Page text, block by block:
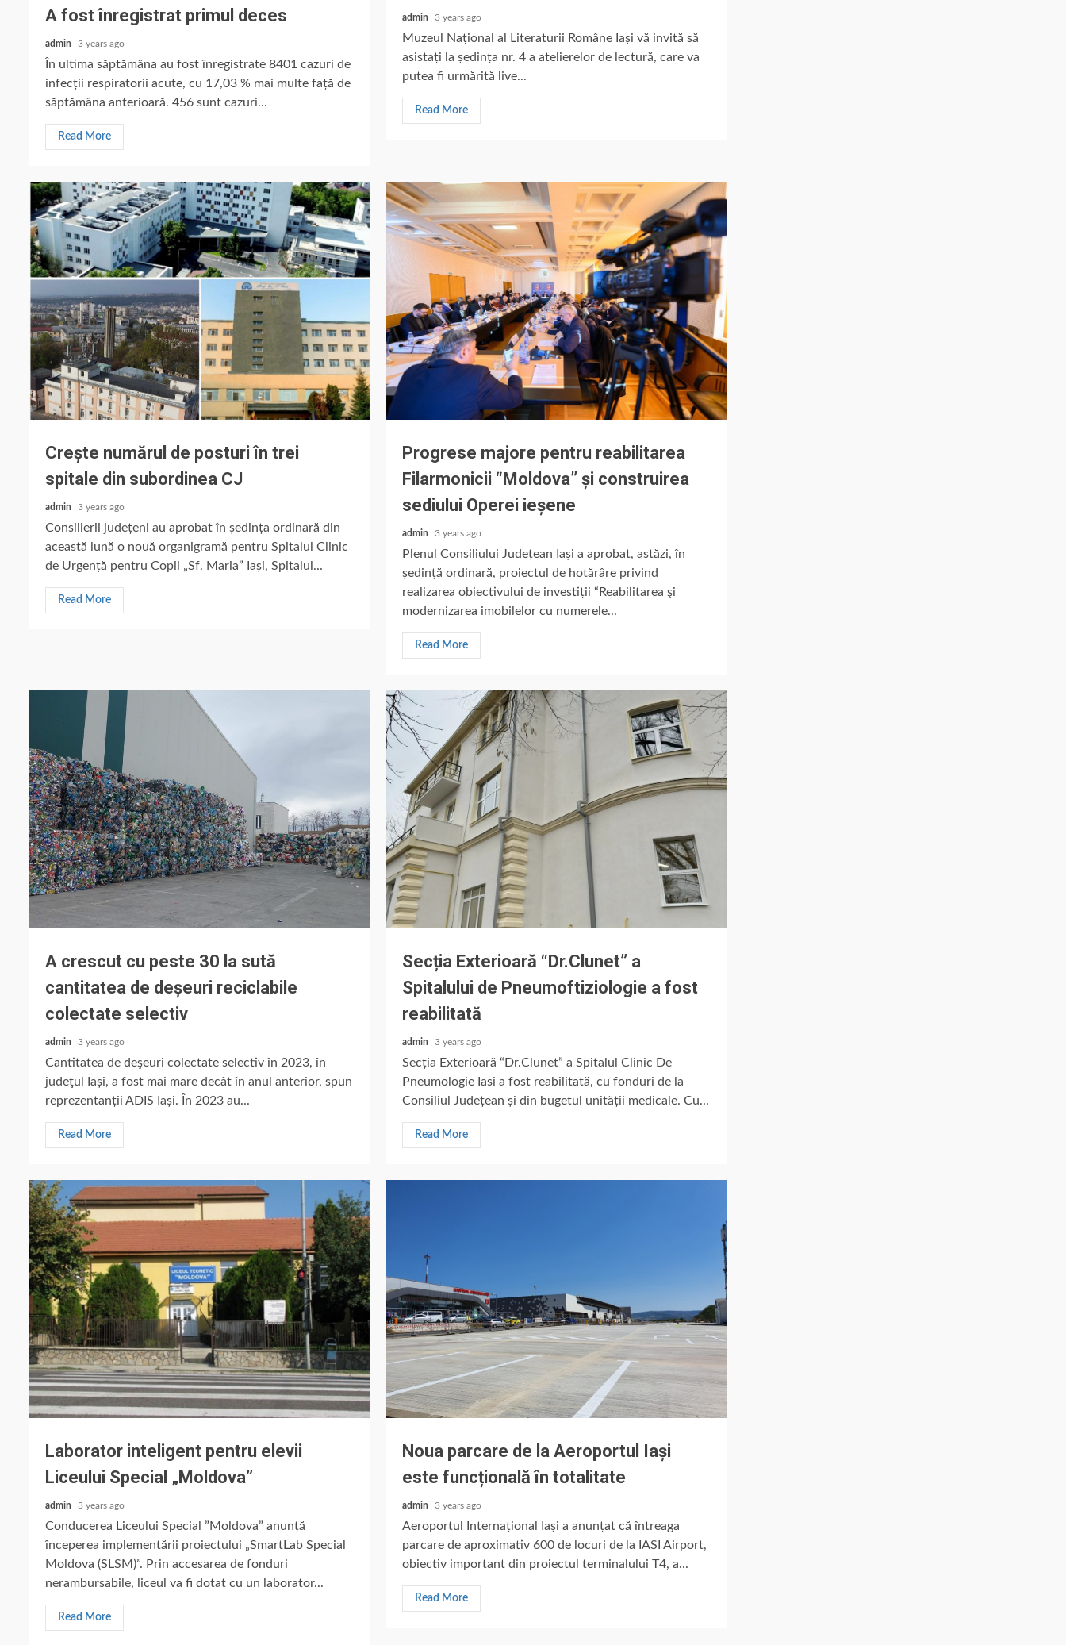
A fost înregistrat primul deces
admin 3 years ago
În ultima săptămâna au fost înregistrate 8401 cazuri de
infecții respiratorii acute, cu 17,03 % mai multe față de
săptămâna anterioară. 456 sunt cazuri...
Read More
admin 3 years ago
Muzeul Național al Literaturii Române Iași vă invită să
asistați la ședința nr. 4 a atelierelor de lectură, care va
putea fi urmărită live...
Read More
Crește numărul de posturi în trei
spitale din subordinea CJ
admin 3 years ago
Consilierii județeni au aprobat în ședința ordinară din
această lună o nouă organigramă pentru Spitalul Clinic
de Urgență pentru Copii „Sf. Maria” Iași, Spitalul...
Read More
Progrese majore pentru reabilitarea
Filarmonicii “Moldova” și construirea
sediului Operei ieșene
admin 3 years ago
Plenul Consiliului Județean Iași a aprobat, astăzi, în
ședință ordinară, proiectul de hotărâre privind
realizarea obiectivului de investiții “Reabilitarea şi
modernizarea imobilelor cu numerele...
Read More
A crescut cu peste 30 la sută
cantitatea de deșeuri reciclabile
colectate selectiv
admin 3 years ago
Cantitatea de deşeuri colectate selectiv în 2023, în
judeţul Iași, a fost mai mare decât în anul anterior, spun
reprezentanții ADIS Iași. În 2023 au...
Read More
Secția Exterioară “Dr.Clunet” a
Spitalului de Pneumoftiziologie a fost
reabilitată
admin 3 years ago
Secția Exterioară “Dr.Clunet” a Spitalul Clinic De
Pneumologie Iasi a fost reabilitată, cu fonduri de la
Consiliul Județean și din bugetul unității medicale. Cu...
Read More
Laborator inteligent pentru elevii
Liceului Special „Moldova”
admin 3 years ago
Conducerea Liceului Special ”Moldova” anunță
începerea implementării proiectului „SmartLab Special
Moldova (SLSM)”. Prin accesarea de fonduri
nerambursabile, liceul va fi dotat cu un laborator...
Read More
Noua parcare de la Aeroportul Iași
este funcțională în totalitate
admin 3 years ago
Aeroportul Internațional Iași a anunțat că întreaga
parcare de aproximativ 600 de locuri de la IASI Airport,
obiectiv important din proiectul terminalului T4, a...
Read More